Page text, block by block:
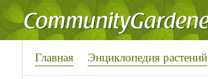
Главная Энциклопедия растений